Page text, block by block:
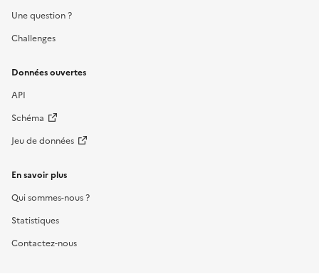
Une question ?
Challenges
Données ouvertes
API
Schéma
Jeu de données
En savoir plus
Qui sommes-nous ?
Statistiques
Contactez-nous